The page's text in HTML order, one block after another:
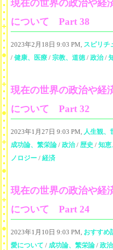
現在の世界の政治や経
について Part 38
2023年2月18日 9:03 PM, スピリチ
/ 健康、医療 / 宗教、道徳/ 政治/
現在の世界の政治や経
について Part 32
2023年1月27日 9:03 PM, 人生観、
成功論、繁栄論 / 政治/ 歴史 / 知恵
ノロジー / 経済
現在の世界の政治や経
について Part 24
2023年1月10日 9:03 PM, おすすめ
愛について / 成功論、繁栄論 / 政治